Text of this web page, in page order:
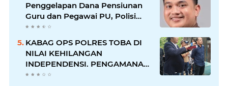
Penggelapan Dana Pensiunan
Guru dan Pegawai PU, Polisi
Pastikan Proses Hukum
KABAG OPS POLRES TOBA DI
NILAI KEHILANGAN
INDEPENDENSI. PENGAMANAN
PENEMBOKAN TANAH DI